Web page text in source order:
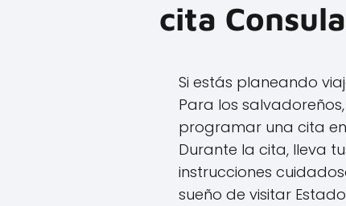
cita
Si estás planeando
Para los
programar una cita en
Durante la cita, lleva
instrucciones
sueño de visitar